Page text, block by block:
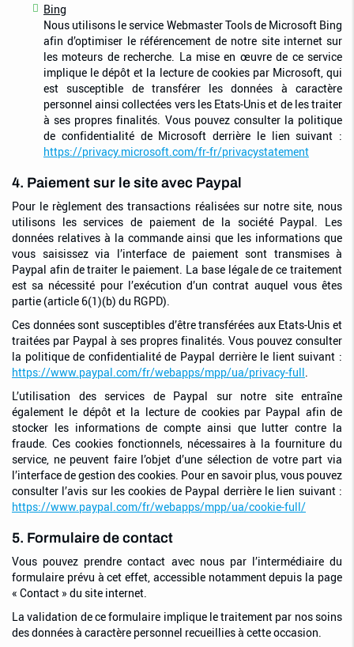
Bing
Nous utilisons le service Webmaster Tools de Microsoft Bing
afin d’optimiser le référencement de notre site internet sur
les moteurs de recherche. La mise en œuvre de ce service
implique le dépôt et la lecture de cookies par Microsoft, qui
est susceptible de transférer les données à caractère
personnel ainsi collectées vers les Etats-Unis et de les traiter
à ses propres finalités. Vous pouvez consulter la politique
de confidentialité de Microsoft derrière le lien suivant :
https://privacy.microsoft.com/fr-fr/privacystatement
4. Paiement sur le site avec Paypal
Pour le règlement des transactions réalisées sur notre site, nous
utilisons les services de paiement de la société Paypal. Les
données relatives à la commande ainsi que les informations que
vous saisissez via l’interface de paiement sont transmises à
Paypal afin de traiter le paiement. La base légale de ce traitement
est sa nécessité pour l’exécution d’un contrat auquel vous êtes
partie (article 6(1)(b) du RGPD).
Ces données sont susceptibles d’être transférées aux Etats-Unis et
traitées par Paypal à ses propres finalités. Vous pouvez consulter
la politique de confidentialité de Paypal derrière le lient suivant :
https://www.paypal.com/fr/webapps/mpp/ua/privacy-full.
L’utilisation des services de Paypal sur notre site entraîne
également le dépôt et la lecture de cookies par Paypal afin de
stocker les informations de compte ainsi que lutter contre la
fraude. Ces cookies fonctionnels, nécessaires à la fourniture du
service, ne peuvent faire l’objet d’une sélection de votre part via
l’interface de gestion des cookies. Pour en savoir plus, vous pouvez
consulter l’avis sur les cookies de Paypal derrière le lien suivant :
https://www.paypal.com/fr/webapps/mpp/ua/cookie-full/
5. Formulaire de contact
Vous pouvez prendre contact avec nous par l’intermédiaire du
formulaire prévu à cet effet, accessible notamment depuis la page
« Contact » du site internet.
La validation de ce formulaire implique le traitement par nos soins
des données à caractère personnel recueillies à cette occasion.